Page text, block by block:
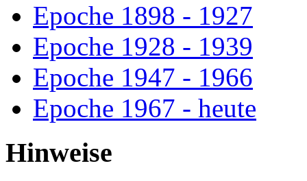
Epoche 1898 - 1927
Epoche 1928 - 1939
Epoche 1947 - 1966
Epoche 1967 - heute
Hinweise